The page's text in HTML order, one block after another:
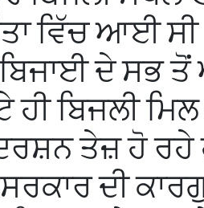
ਵਿੱਚ ਆਈ
ਦੇ ਸਭ
ਬਿਜਲੀ ਮਿਲ
ਤੇਜ਼ ਹੋ ਰਹੇ
ਦੀ